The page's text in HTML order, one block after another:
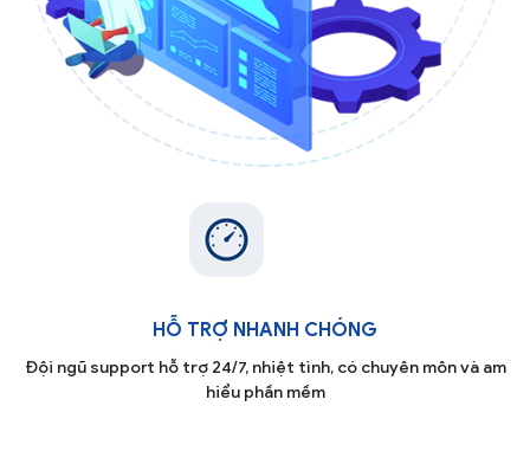
HỖ TRỢ NHANH CHÓNG
Đội ngũ support hỗ trợ 24/7, nhiệt tình, có chuyên môn và am
hiểu phần mềm